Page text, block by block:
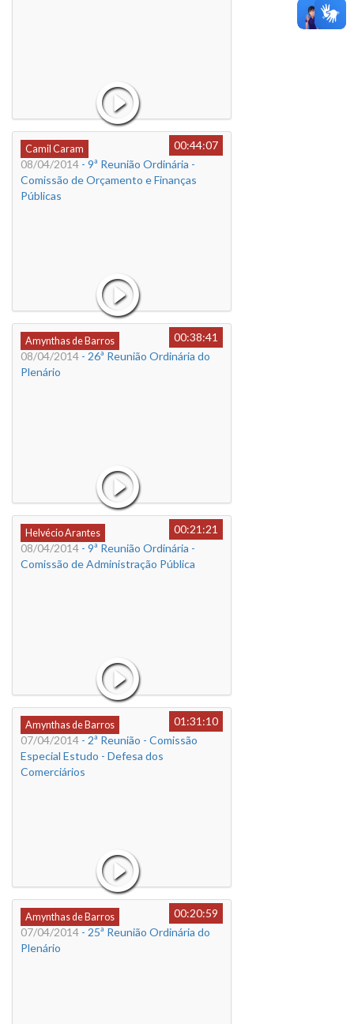
Camil Caram
00:44:07
08/04/2014 - 9ª Reunião Ordinária -
Comissão de Orçamento e Finanças
Públicas
Amynthas de Barros
00:38:41
08/04/2014 - 26ª Reunião Ordinária do
Plenário
Helvécio Arantes
00:21:21
08/04/2014 - 9ª Reunião Ordinária -
Comissão de Administração Pública
Amynthas de Barros
01:31:10
07/04/2014 - 2ª Reunião - Comissão
Especial Estudo - Defesa dos
Comerciários
Amynthas de Barros
00:20:59
07/04/2014 - 25ª Reunião Ordinária do
Plenário